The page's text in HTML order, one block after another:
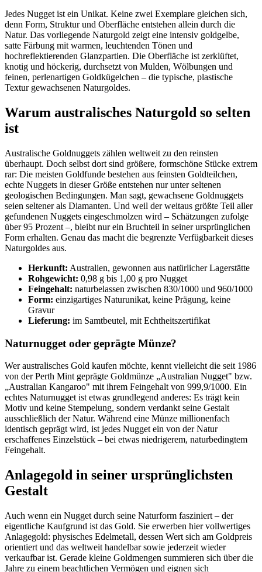
Jedes Nugget ist ein Unikat. Keine zwei Exemplare gleichen sich,
denn Form, Struktur und Oberfläche entstehen allein durch die
Natur. Das vorliegende Naturgold zeigt eine intensiv goldgelbe,
satte Färbung mit warmen, leuchtenden Tönen und
hochreflektierenden Glanzpartien. Die Oberfläche ist zerklüftet,
knotig und höckerig, durchsetzt von Mulden, Wölbungen und
feinen, perlenartigen Goldkügelchen – die typische, plastische
Textur gewachsenen Naturgoldes.
Warum australisches Naturgold so selten
ist
Australische Goldnuggets zählen weltweit zu den reinsten
überhaupt. Doch selbst dort sind größere, formschöne Stücke extrem
rar: Die meisten Goldfunde bestehen aus feinsten Goldteilchen,
echte Nuggets in dieser Größe entstehen nur unter seltenen
geologischen Bedingungen. Man sagt, gewachsene Goldnuggets
seien seltener als Diamanten. Und weil der weitaus größte Teil aller
gefundenen Nuggets eingeschmolzen wird – Schätzungen zufolge
über 95 Prozent –, bleibt nur ein Bruchteil in seiner ursprünglichen
Form erhalten. Genau das macht die begrenzte Verfügbarkeit dieses
Naturgoldes aus.
Herkunft: Australien, gewonnen aus natürlicher Lagerstätte
Rohgewicht: 0,98 g bis 1,00 g pro Nugget
Feingehalt: naturbelassen zwischen 830/1000 und 960/1000
Form: einzigartiges Naturunikat, keine Prägung, keine
Gravur
Lieferung: im Samtbeutel, mit Echtheitszertifikat
Naturnugget oder geprägte Münze?
Wer australisches Gold kaufen möchte, kennt vielleicht die seit 1986
von der Perth Mint geprägte Goldmünze „Australian Nugget" bzw.
„Australian Kangaroo" mit ihrem Feingehalt von 999,9/1000. Ein
echtes Naturnugget ist etwas grundlegend anderes: Es trägt kein
Motiv und keine Stempelung, sondern verdankt seine Gestalt
ausschließlich der Natur. Während eine Münze millionenfach
identisch geprägt wird, ist jedes Nugget ein von der Natur
erschaffenes Einzelstück – bei etwas niedrigerem, naturbedingtem
Feingehalt.
Anlagegold in seiner ursprünglichsten
Gestalt
Auch wenn ein Nugget durch seine Naturform fasziniert – der
eigentliche Kaufgrund ist das Gold. Sie erwerben hier vollwertiges
Anlagegold: physisches Edelmetall, dessen Wert sich am Goldpreis
orientiert und das weltweit handelbar sowie jederzeit wieder
verkaufbar ist. Gerade kleine Goldmengen summieren sich über die
Jahre zu einem beachtlichen Vermögen und eignen sich